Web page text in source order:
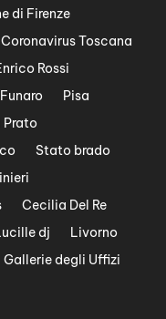
di Firenze
Coronavirus Toscana
Rossi
Pisa
Prato
Stato brado
Cecilia Del Re
dj
Livorno
Gallerie degli Uffizi